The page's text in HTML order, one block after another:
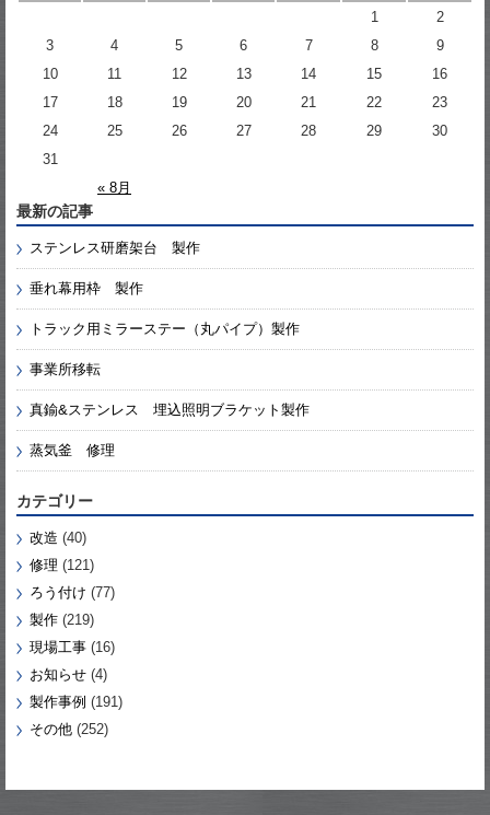
« 8月
1
2
3
4 5 6 7 8
9
10
11 12 13 14 15
16
17
18 19 20 21 22
23
24
25 26 27 28 29
30
31
最新の記事
ステンレス研磨架台 製作
垂れ幕用枠 製作
トラック用ミラーステー（丸パイプ）製作
事業所移転
真鍮&ステンレス 埋込照明ブラケット製作
蒸気釜 修理
カテゴリー
改造 (40)
修理 (121)
ろう付け (77)
製作 (219)
現場工事 (16)
お知らせ (4)
製作事例 (191)
その他 (252)